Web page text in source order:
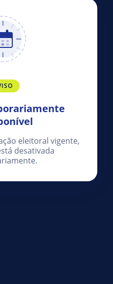
eleitoral vigente,
desativada